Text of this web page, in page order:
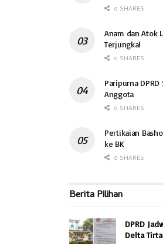
0 SHARES
Anam dan Atok
Terjungkal
0 SHARES
Paripurna
Anggota
0 SHARES
Pertikaian
ke BK
0 SHARES
Berita Pilihan
DPRD
Delta Tirta